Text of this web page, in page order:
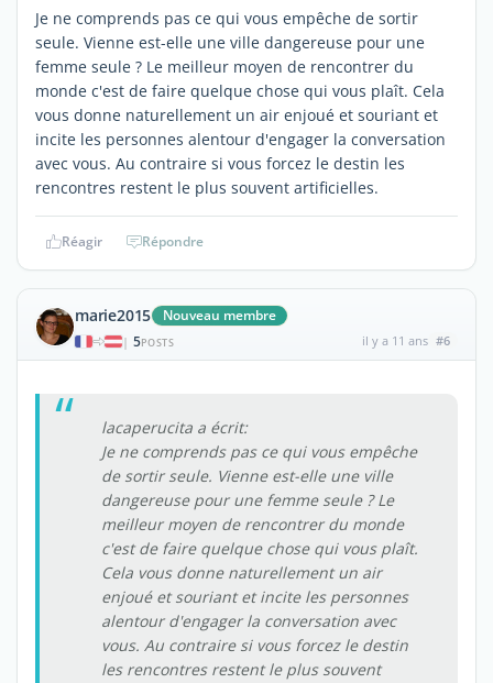
Je ne comprends pas ce qui vous empêche de sortir
seule. Vienne est-elle une ville dangereuse pour une
femme seule ? Le meilleur moyen de rencontrer du
monde c'est de faire quelque chose qui vous plaît. Cela
vous donne naturellement un air enjoué et souriant et
incite les personnes alentour d'engager la conversation
avec vous. Au contraire si vous forcez le destin les
rencontres restent le plus souvent artificielles.
Réagir Répondre
marie2015 Nouveau membre
| 5POSTS il y a 11 ans #6
lacaperucita a écrit:
Je ne comprends pas ce qui vous empêche
de sortir seule. Vienne est-elle une ville
dangereuse pour une femme seule ? Le
meilleur moyen de rencontrer du monde
c'est de faire quelque chose qui vous plaît.
Cela vous donne naturellement un air
enjoué et souriant et incite les personnes
alentour d'engager la conversation avec
vous. Au contraire si vous forcez le destin
les rencontres restent le plus souvent